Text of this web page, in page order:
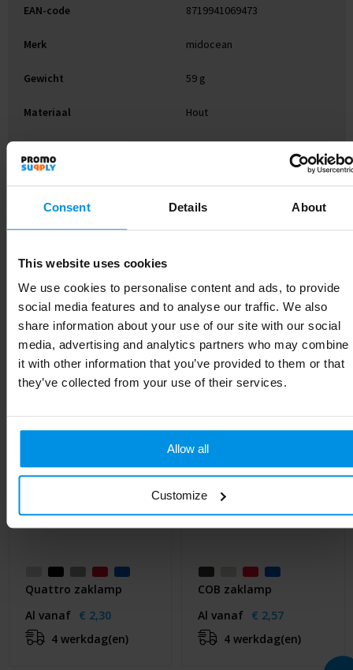
Consent Details About
This website uses cookies
We use cookies to personalise content and ads, to provide
social media features and to analyse our traffic. We also
share information about your use of our site with our social
media, advertising and analytics partners who may combine
it with other information that you’ve provided to them or that
they’ve collected from your use of their services.
Allow all
Customize
EAN-code 8719941069473
Merk midocean
Gewicht 59 g
Materiaal Hout
Kleur Hout
Breedte 8.8 cm
Gerelateerde producten
Quattro zaklamp
Al vanaf € 2,30
4 werkdag(en)
COB zaklamp
Al vanaf € 2,57
4 werkdag(en)